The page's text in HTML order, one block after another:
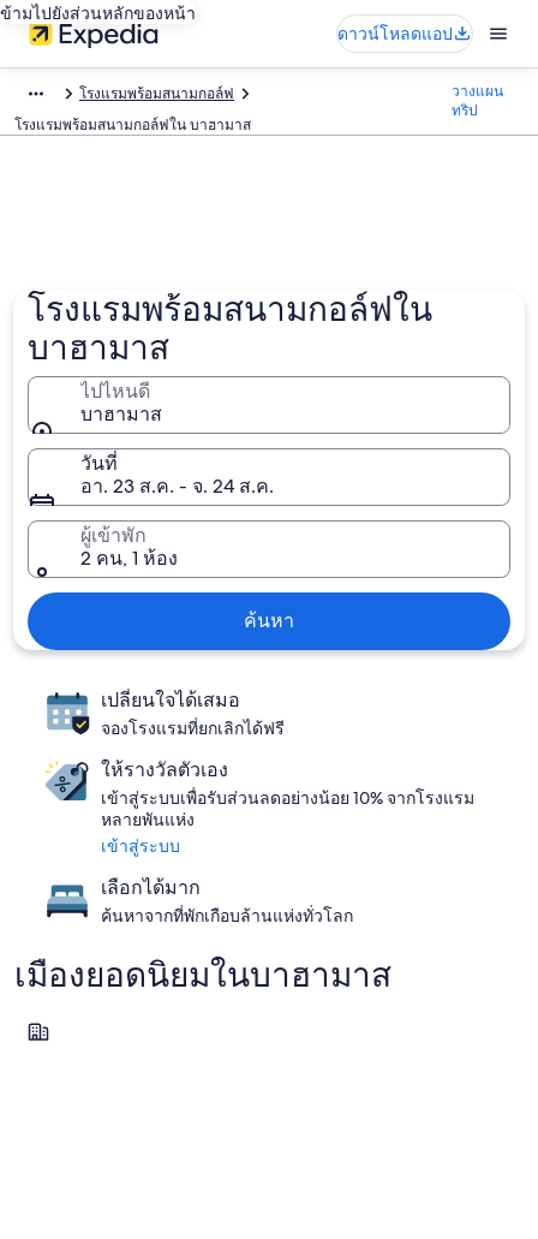
ข้ามไปยังส่วนหลักของหน้า
ดาวน์โหลดแอป
โรงแรมพร้อมสนามกอล์ฟ
โรงแรมพร้อมสนามกอล์ฟใน บาฮามาส
วางแผน
ทริป
โรงแรมพร้อมสนามกอล์ฟใน
บาฮามาส
ไปไหนดี
บาฮามาส
วันที่
อา. 23 ส.ค. - จ. 24 ส.ค.
ผู้เข้าพัก
2 คน, 1 ห้อง
ค้นหา
เปลี่ยนใจได้เสมอ
จองโรงแรมที่ยกเลิกได้ฟรี
ให้รางวัลตัวเอง
เข้าสู่ระบบเพื่อรับส่วนลดอย่างน้อย 10% จากโรงแรม
หลายพันแห่ง
เข้าสู่ระบบ
เลือกได้มาก
ค้นหาจากที่พักเกือบล้านแห่งทั่วโลก
เมืองยอดนิยมในบาฮามาส
เกาะพาราไดซ์